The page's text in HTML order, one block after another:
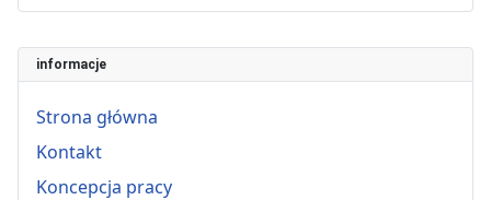
informacje
Strona główna
Kontakt
Koncepcja pracy